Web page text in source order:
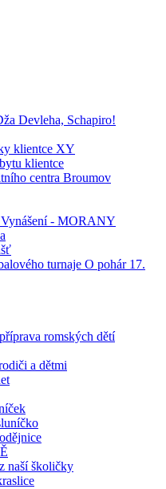
Devleha, Schapiro!
klientce XY
klientce
centra Broumov
- MORANY
turnaje O pohár 17.
romských dětí
a dětmi
naší školičky